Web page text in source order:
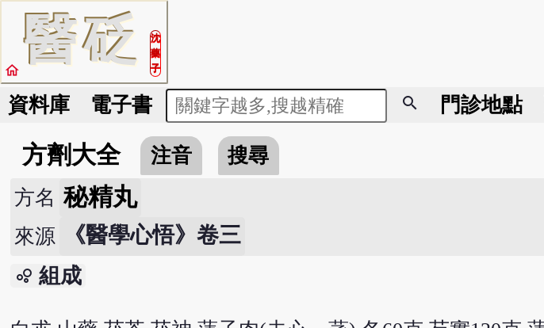
醫砭
沈
藥
子
home
資料庫 電子書 search 門診地點
方劑大全 注音 搜尋
方名 秘精丸
來源 《醫學心悟》卷三
bubble_chart 組成